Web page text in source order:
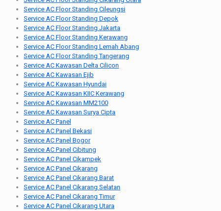
Service AC Floor Standing Cileungsi
Service AC Floor Standing Depok
Service AC Floor Standing Jakarta
Service AC Floor Standing Kerawang
Service AC Floor Standing Lemah Abang
Service AC Floor Standing Tangerang
Service AC Kawasan Delta Cilicon
Service AC Kawasan Ejib
Service AC Kawasan Hyundai
Service AC Kawasan KIIC Kerawang
Service AC Kawasan MM2100
Service AC Kawasan Surya Cipta
Service AC Panel
Service AC Panel Bekasi
Service AC Panel Bogor
Service AC Panel Cibitung
Service AC Panel Cikampek
Service AC Panel Cikarang
Service AC Panel Cikarang Barat
Service AC Panel Cikarang Selatan
Service AC Panel Cikarang Timur
Service AC Panel Cikarang Utara